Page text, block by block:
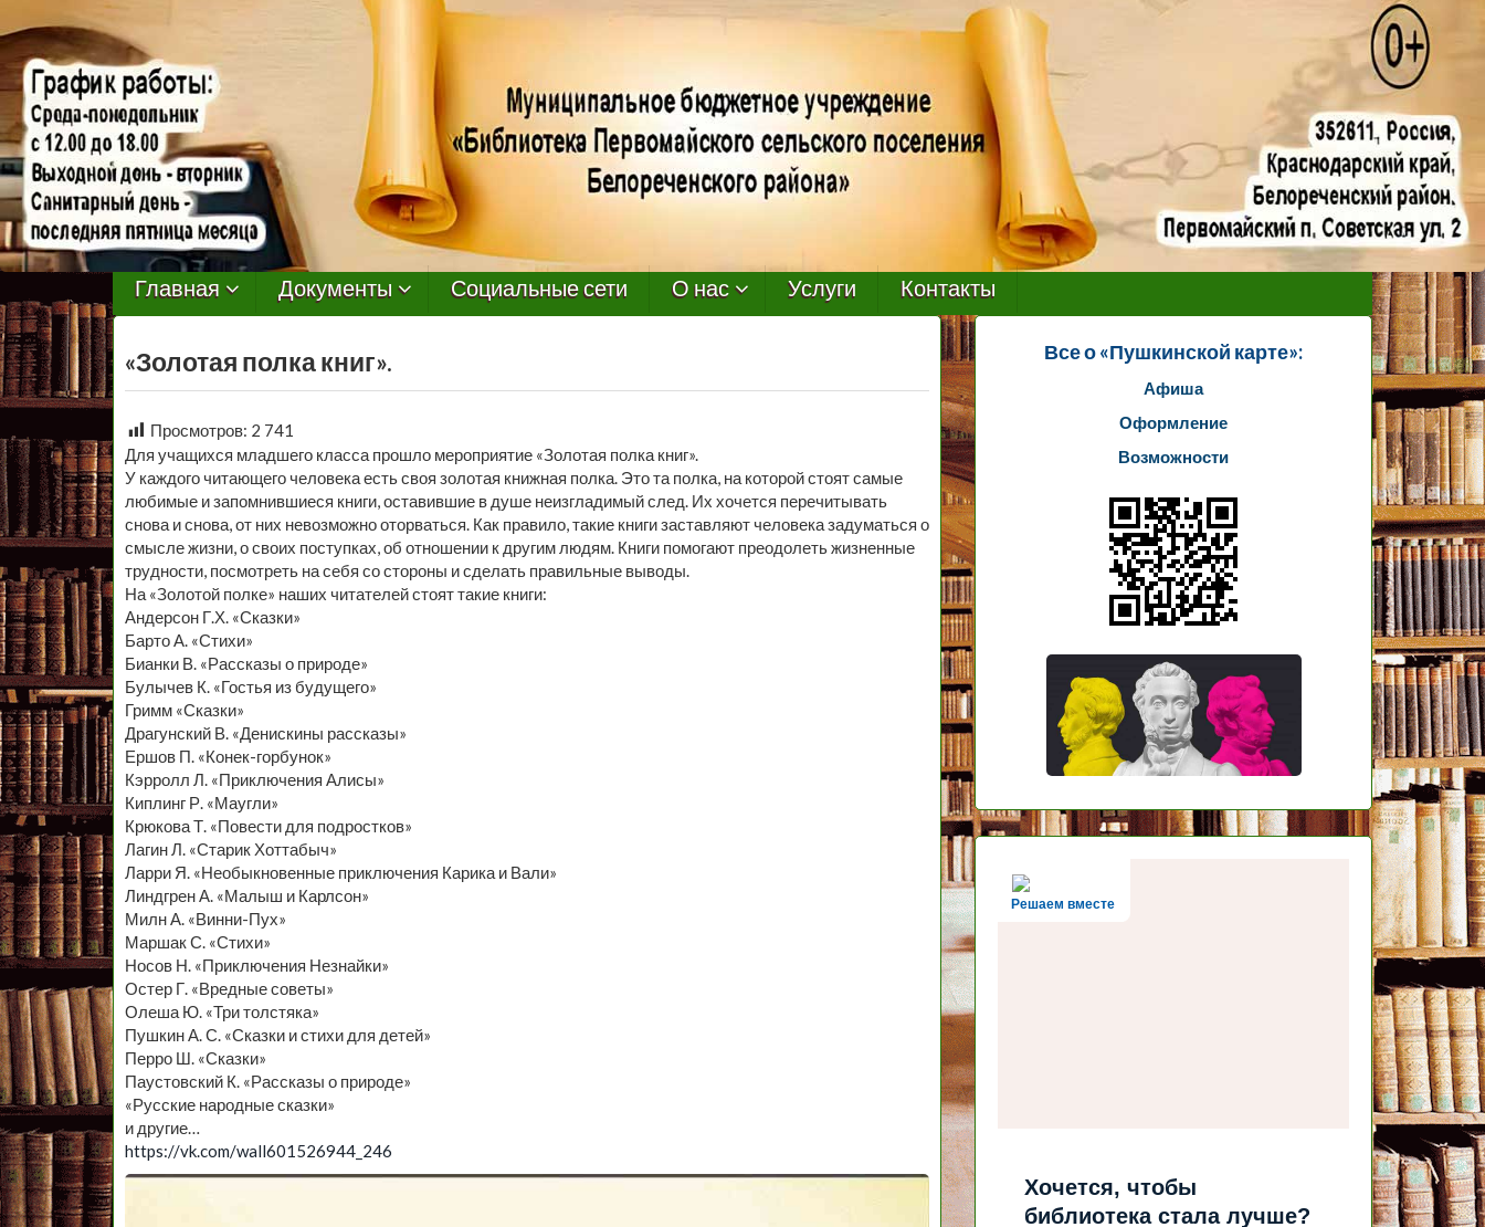
МБУ
Библиотека
Первомайского
Сельского
Поселения
Главная Документы Социальные сети О нас Услуги Контакты
«Золотая полка книг».
Просмотров: 2 741
Для учащихся младшего класса прошло мероприятие «Золотая полка книг».
У каждого читающего человека есть своя золотая книжная полка. Это та полка, на которой стоят самые
любимые и запомнившиеся книги, оставившие в душе неизгладимый след. Их хочется перечитывать
снова и снова, от них невозможно оторваться. Как правило, такие книги заставляют человека задуматься о
смысле жизни, о своих поступках, об отношении к другим людям. Книги помогают преодолеть жизненные
трудности, посмотреть на себя со стороны и сделать правильные выводы.
На «Золотой полке» наших читателей стоят такие книги:
Андерсон Г.Х. «Сказки»
Барто А. «Стихи»
Бианки В. «Рассказы о природе»
Булычев К. «Гостья из будущего»
Гримм «Сказки»
Драгунский В. «Денискины рассказы»
Ершов П. «Конек-горбунок»
Кэрролл Л. «Приключения Алисы»
Киплинг Р. «Маугли»
Крюкова Т. «Повести для подростков»
Лагин Л. «Старик Хоттабыч»
Ларри Я. «Необыкновенные приключения Карика и Вали»
Линдгрен А. «Малыш и Карлсон»
Милн А. «Винни-Пух»
Маршак С. «Стихи»
Носов Н. «Приключения Незнайки»
Остер Г. «Вредные советы»
Олеша Ю. «Три толстяка»
Пушкин А. С. «Сказки и стихи для детей»
Перро Ш. «Сказки»
Паустовский К. «Рассказы о природе»
«Русские народные сказки»
и другие…
https://vk.com/wall601526944_246
Все о «Пушкинской карте»:
Афиша
Оформление
Возможности
Решаем вместе
Хочется, чтобы
библиотека стала лучше?